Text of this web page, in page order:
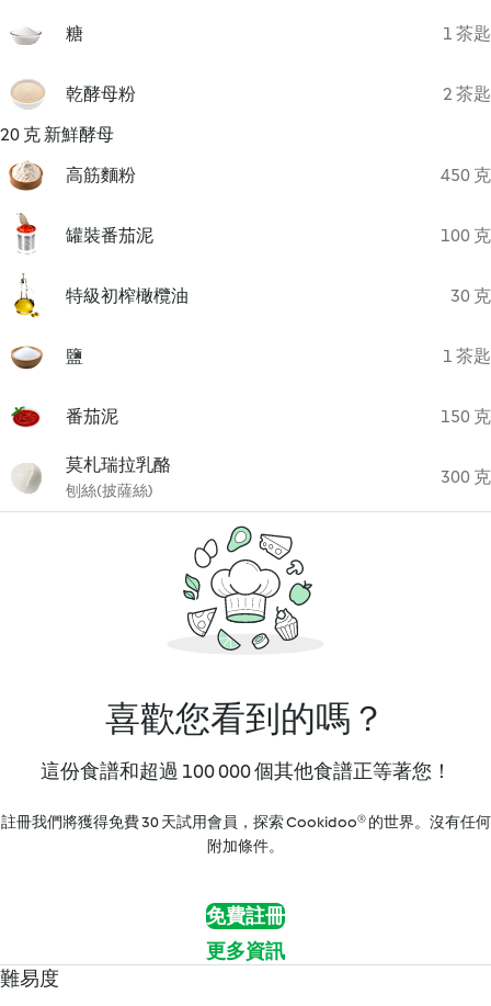
糖 1 茶匙
乾酵母粉
2 茶匙
20 克 新鮮酵母
高筋麵粉
450 克
罐裝番茄泥 100 克
特級初榨橄欖油 30 克
鹽 1 茶匙
番茄泥 150 克
莫札瑞拉乳酪
刨絲(披薩絲)
300 克
喜歡您看到的嗎？
這份食譜和超過 100 000 個其他食譜正等著您！
註冊我們將獲得免費 30 天試用會員，探索 Cookidoo® 的世界。沒有任何
附加條件。
免費註冊
更多資訊
難易度